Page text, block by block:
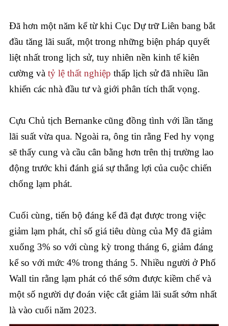
Đã hơn một năm kể từ khi Cục Dự trữ Liên bang bắt
đầu tăng lãi suất, một trong những biện pháp quyết
liệt nhất trong lịch sử, tuy nhiên nền kinh tế kiên
cường và tỷ lệ thất nghiệp thấp lịch sử đã nhiều lần
khiến các nhà đầu tư và giới phân tích thất vọng.
Cựu Chủ tịch Bernanke cũng đồng tình với lần tăng
lãi suất vừa qua. Ngoài ra, ông tin rằng Fed hy vọng
sẽ thấy cung và cầu cân bằng hơn trên thị trường lao
động trước khi đánh giá sự thắng lợi của cuộc chiến
chống lạm phát.
Cuối cùng, tiến bộ đáng kể đã đạt được trong việc
giảm lạm phát, chỉ số giá tiêu dùng của Mỹ đã giảm
xuống 3% so với cùng kỳ trong tháng 6, giảm đáng
kể so với mức 4% trong tháng 5. Nhiều người ở Phố
Wall tin rằng lạm phát có thể sớm được kiềm chế và
một số người dự đoán việc cắt giảm lãi suất sớm nhất
là vào cuối năm 2023.